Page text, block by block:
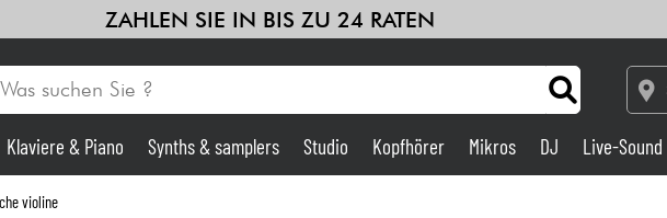
ZAHLEN SIE IN BIS ZU 24 RATEN
Klaviere & Piano Synths & samplers Studio Kopfhörer Mikros DJ Live-Sound
violine